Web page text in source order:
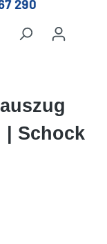
| Schock